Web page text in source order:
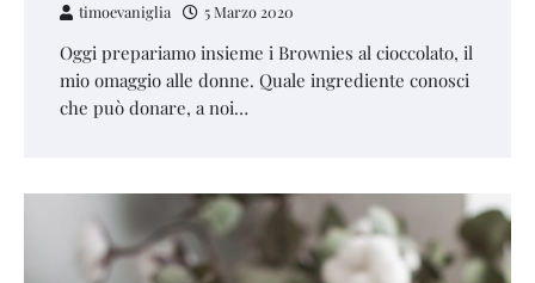
timoevaniglia 5 Marzo 2020
Oggi prepariamo insieme i Brownies al cioccolato, il
mio omaggio alle donne. Quale ingrediente conosci
che può donare, a noi…